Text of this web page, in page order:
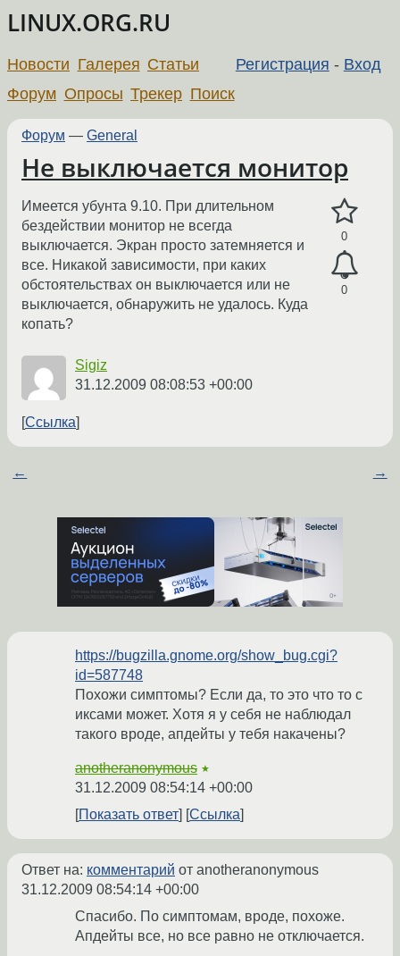
LINUX.ORG.RU
Регистрация - Вход
Новости Галерея Статьи
Форум Опросы Трекер Поиск
Форум — General
Не выключается монитор
0
0
Имеется убунта 9.10. При длительном
бездействии монитор не всегда
выключается. Экран просто затемняется и
все. Никакой зависимости, при каких
обстоятельствах он выключается или не
выключается, обнаружить не удалось. Куда
копать?
Sigiz
31.12.2009 08:08:53 +00:00
Ссылка
← →
https://bugzilla.gnome.org/show_bug.cgi?
id=587748
Похожи симптомы? Если да, то это что то с
иксами может. Хотя я у себя не наблюдал
такого вроде, апдейты у тебя накачены?
anotheranonymous ★
31.12.2009 08:54:14 +00:00
Показать ответ
Ссылка
Ответ на: комментарий от anotheranonymous
31.12.2009 08:54:14 +00:00
Спасибо. По симптомам, вроде, похоже.
Апдейты все, но все равно не отключается.